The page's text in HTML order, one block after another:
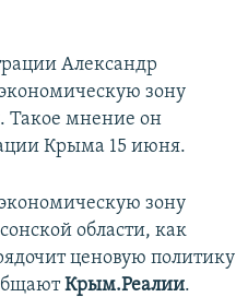
Александр
зону
Такое мнение он
Крыма 15 июня.
зону
области, как
ценовую политику
Крым.Реалии.